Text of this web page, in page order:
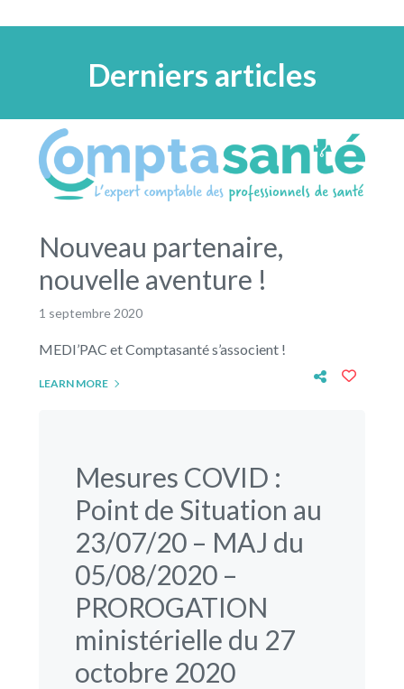
Derniers articles
Nouveau partenaire,
nouvelle aventure !
1 septembre 2020
MEDI’PAC et Comptasanté s’associent !
LEARN MORE
Mesures COVID :
Point de Situation au
23/07/20 – MAJ du
05/08/2020 –
PROROGATION
ministérielle du 27
octobre 2020